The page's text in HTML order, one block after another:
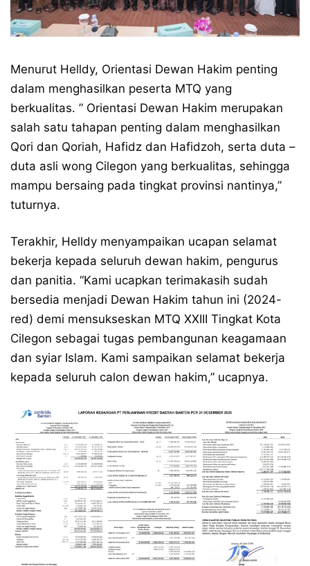
Menurut Helldy, Orientasi Dewan Hakim penting
dalam menghasilkan peserta MTQ yang
berkualitas. ” Orientasi Dewan Hakim merupakan
salah satu tahapan penting dalam menghasilkan
Qori dan Qoriah, Hafidz dan Hafidzoh, serta duta –
duta asli wong Cilegon yang berkualitas, sehingga
mampu bersaing pada tingkat provinsi nantinya,”
tuturnya.
Terakhir, Helldy menyampaikan ucapan selamat
bekerja kepada seluruh dewan hakim, pengurus
dan panitia. “Kami ucapkan terimakasih sudah
bersedia menjadi Dewan Hakim tahun ini (2024-
red) demi mensukseskan MTQ XXIII Tingkat Kota
Cilegon sebagai tugas pembangunan keagamaan
dan syiar Islam. Kami sampaikan selamat bekerja
kepada seluruh calon dewan hakim,” ucapnya.